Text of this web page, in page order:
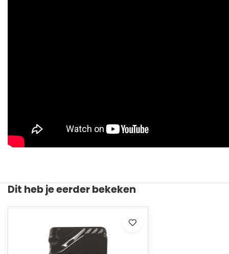
Dit heb je eerder bekeken